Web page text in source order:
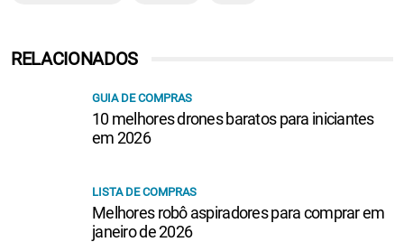
RELACIONADOS
GUIA DE COMPRAS
10 melhores drones baratos para iniciantes
em 2026
LISTA DE COMPRAS
Melhores robô aspiradores para comprar em
janeiro de 2026